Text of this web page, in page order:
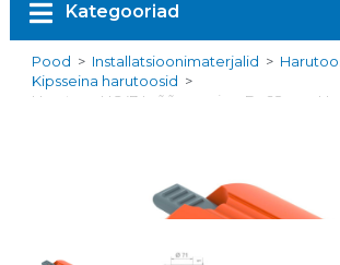
Kategooriad
Pood > Installatsioonimaterjalid >
Kipsseina harutoosid >
Harutoos HG47-L, õõnesseina, D=68mm,